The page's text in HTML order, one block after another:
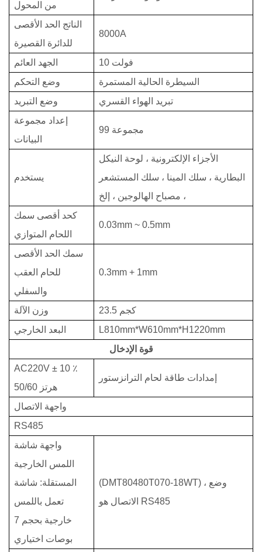
من المحول
الناتج الحد الأقصى
للدائرة القصيرة
8000A
الجهد العائم
10 فولت
وضع التحكم
السيطرة الحالية المستمرة
وضع التبريد
تبريد الهواء القسري
إعداد مجموعة
البيانات
99 مجموعة
يستخدم
الأجزاء الإلكترونية ، لوحة النيكل
البطارية ، سلك المينا ، سلك المستشعر
، مصباح الهالوجين ، إلخ
كحد أقصى سمك
اللحام المتوازي
0.03mm ~ 0.5mm
سمك الحد الأقصى
للحام العقب
والسفلي
0.3mm + 1mm
وزن الآلة
23.5 كجم
البعد الخارجي
L810mm*W610mm*H1220mm
قوة الإدخال
AC220V ± 10 ٪
50/60 هرتز
إمدادات طاقة لحام الترانزستور
واجهة الاتصال
RS485
واجهة شاشة
اللمس الخارجية
المستقلة: شاشة
تعمل باللمس
خارجية بحجم 7
بوصات اختياري
(DMT80480T070-18WT) ، وضع
الاتصال هو RS485